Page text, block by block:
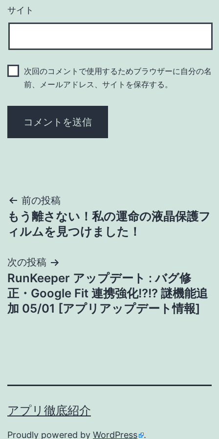
サイト
次回のコメントで使用するためブラウザーに自分の名
前、メールアドレス、サイトを保存する。
投
稿
ビ
ゲ
ー
ン
前の投稿
もう離さない！私の運命の液晶保護フ
ィルムを見つけました！
次の投稿
RunKeeper アップデート : バグ修
正・Google Fit 連携強化!?!? 謎機能追
加 05/01 [アプリアップデート情報]
アプリ徹底紹介
Proudly powered by WordPress .